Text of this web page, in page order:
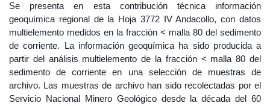
Se presenta en esta contribución técnica información
geoquímica regional de la Hoja 3772 IV Andacollo, con datos
multielemento medidos en la fracción < malla 80 del sedimento
de corriente. La información geoquímica ha sido producida a
partir del análisis multielemento de la fracción < malla 80 del
sedimento de corriente en una selección de muestras de
archivo. Las muestras de archivo han sido recolectadas por el
Servicio Nacional Minero Geológico desde la década del 60